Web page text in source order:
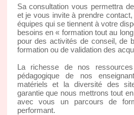
Sa consultation vous permettra
et je vous invite à prendre
équipes qui se tiennent à votre
besoins en « formation tout au
pour des activités de conseil, de
formation ou de validation des
La richesse de nos
pédagogique de nos
matériels et la diversité des
garantie que nous mettrons tout
avec vous un parcours de
performant.